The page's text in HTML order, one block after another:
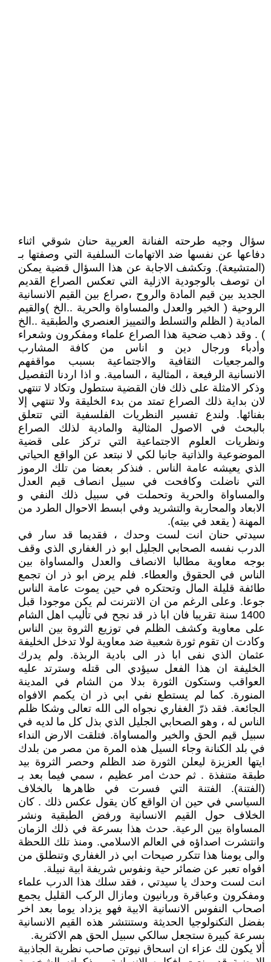
سؤال وجيه طرحته الفنانة العربية حنان شوقي اثناء
دفاعها عن نفسها ضد الاتهامات السلفية التي وصفتها بـ
(المتشيعة). وتكشف الاجابة عن هذا السؤال قضية يمكن
ان توصف بالوجودية الازلية التي تعكس الصراع القديم
الجديد بين قيم المادة والروح ،صراع بين القيم الانسانية
الروحية ( الخير والعدل والمساواة والحرية ..الخ )والقيم
المادية ( الظلم والتسلط والتمييز العنصري والطبقية ..الخ
) . وقد ذهب ضحية هذا الصراع علماء ومفكرون وشعراء
وأدباء ورجال دين و اناس من كافة المشارب
والمرجعيات الثقافية والاجتماعية بسبب مواقفهم
الانسانية الرفيعة ، المثالية ، السامية. و اذا اردنا التفصيل
وذكر الامثلة على ذلك فان القضية ستطول وتكاد لا تنتهي
لان بداية ذلك الصراع تمتد من بدء الخليقة ولا تنتهي إلا
بفنائها. ولندع تفسير النظريات الفلسفية التي تتعلق
بالبحث في الاصول المثالية والمادية لذلك الصراع
ونظريات العلوم الاجتماعية التي تركز على قضية
الموضوعية والذاتية جانبا لكي لا نبتعد عن الواقع الحياتي
الذي يعيشه عامة الناس . فنذكر بعضا من تلك الرموز
التي ناضلت وكافحت في سبيل انصاف قيم العدل
والمساواة والحرية وتحملت في سبيل ذلك النفي و
الابعاد والمحاربة والتشريد وفي ابسط الاحوال الطرد من
المهنة ( يقعد في بيته).
سيدتي حنان انت لست وحدك ، فقديما قد سار في
الدرب نفسه الصحابي الجليل ابو ذر الغفاري الذي وقف
بوجه معاوية مطالبا الانصاف والعدل والمساواة بين
الناس في الحقوق والعطاء. فلم يرض ابو ذر ان تجمع
طائفة قليلة المال وتحتكره في حين يموت عامة الناس
جوعا. وعلى الرغم من ان الانترنت لم يكن موجودا قبل
1400 سنة تقريبا فان ابا ذر قد نجح في تأليب اهل الشام
على معاوية وكشف الظلم في توزيع الثروة بين الناس
وكادت ان تقوم ثورة شعبية ضد معاوية لولا تدخل الخليفة
عثمان الذي نفى ابا ذر الى بادية الربذة. ولم يدرك
الخليفة ان هذا الفعل سيؤدي الى قتله وسترتد عليه
العواقب وستكون الثورة بدلا من الشام في المدينة
المنورة. كما لم يستطع نفي ابي ذر ان يكمم الافواه
الجائعة. فقد ذرّ الغفاري نجواه الى الله تعالى وشكا ظلم
الناس له ، وهو الصحابي الجليل الذي بذل كل ما لديه في
سبيل قيم الحق والخير والمساواة. فتلقت الارض النداء
في بلد الكنانة وجاء السيل هذه المرة من مصر من بلدك
ايتها العزيزة ليعلن الثورة ضد الظلم وحصر الثروة بيد
طبقة متنفذة . ثم حدث امر عظيم ، سمي فيما بعد بـ
(الفتنة). الفتنة التي فسرت في ظاهرها بالخلاف
السياسي في حين ان الواقع كان يقول عكس ذلك . كان
الخلاف حول القيم الانسانية ورفض الطبقية ونشر
المساواة بين الرعية. حدث هذا بسرعة في ذلك الزمان
وانتشرت اصداؤه في العالم الاسلامي. ومنذ تلك اللحظة
والى يومنا هذا تتكرر صيحات ابي ذر الغفاري وتنطلق من
افواه تعبر عن ضمائر حية ونفوس شريفة ابية نبيلة.
انت لست وحدك يا سيدتي ، فقد سلك هذا الدرب علماء
ومفكرون وعباقرة وربانيون ومازال الركب القليل يجمع
اصحاب النفوس الانسانية الابية فهو يزداد يوما بعد اخر
بفضل التكنولوجيا الحديثة وستنتشر هذه القيم الانسانية
بسرعة كبيرة ستجعل سالكي سبيل الحق هم الاكثرية.
ألا يكون لك عزاء ان اسحاق نيوتن صاحب نظرية الجاذبية